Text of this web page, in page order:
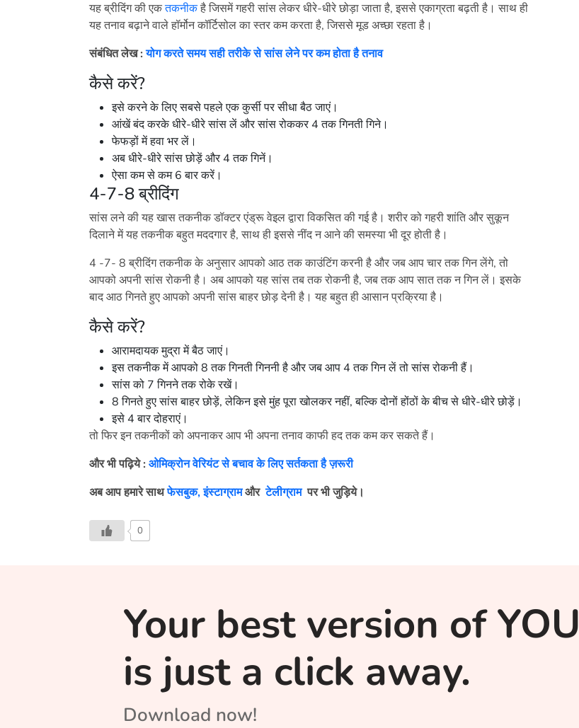
यह ब्रीदिंग की एकतकनीकहै जिसमें गहरी सांस लेकर धीरे-धीरे छोड़ा जाता है, इससे एकाग्रता बढ़ती है। साथ ही
यह तनाव बढ़ाने वाले हॉर्मोन कॉर्टिसोल का स्तर कम करता है, जिससे मूड अच्छा रहता है।
संबंधित लेख :योग करते समय सही तरीके से सांस लेने पर कम होता है तनाव
कैसे करें?
इसे करने के लिए सबसे पहले एक कुर्सी पर सीधा बैठ जाएं।
आंखें बंद करके धीरे-धीरे सांस लें और सांस रोककर 4 तक गिनती गिने।
फेफड़ों में हवा भर लें।
अब धीरे-धीरे सांस छोड़ें और 4 तक गिनें।
ऐसा कम से कम 6 बार करें।
4-7-8 ब्रीदिंग
सांस लने की यह खास तकनीक डॉक्टर एंड्रू वेइल द्वारा विकसित की गई है। शरीर को गहरी शांति और सुकून
दिलाने में यह तकनीक बहुत मददगार है, साथ ही इससे नींद न आने की समस्या भी दूर होती है।
4 -7- 8 ब्रीदिंग तकनीक के अनुसार आपको आठ तक काउंटिंग करनी है और जब आप चार तक गिन लेंगे, तो
आपको अपनी सांस रोकनी है। अब आपको यह सांस तब तक रोकनी है, जब तक आप सात तक न गिन लें। इसके
बाद आठ गिनते हुए आपको अपनी सांस बाहर छोड़ देनी है। यह बहुत ही आसान प्रक्रिया है।
कैसे करें?
आरामदायक मुद्रा में बैठ जाएं।
इस तकनीक में आपको 8 तक गिनती गिननी है और जब आप 4 तक गिन लें तो सांस रोकनी हैं।
सांस को 7 गिनने तक रोके रखें।
8 गिनते हुए सांस बाहर छोड़ें, लेकिन इसे मुंह पूरा खोलकर नहीं, बल्कि दोनों होंठों के बीच से धीरे-धीरे छोड़ें।
इसे 4 बार दोहराएं।
तो फिर इन तकनीकों को अपनाकर आप भी अपना तनाव काफी हद तक कम कर सकते हैं।
और भी पढ़िये : ओमिक्रोन वेरियंट से बचाव के लिए सर्तकता है ज़रूरी
अब आप हमारे साथफेसबुक,इंस्टाग्रामऔरटेलीग्राम पर भी जुड़िये।
0
Your best version of YOU
is just a click away.
Download now!